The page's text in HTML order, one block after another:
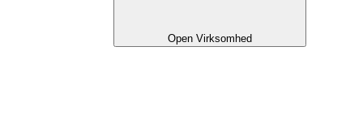
Open Virksomhed